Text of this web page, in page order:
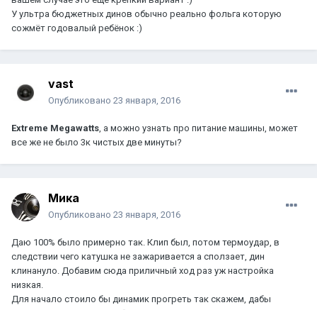
У ультра бюджетных динов обычно реально фольга которую
сожмёт годовалый ребёнок :)
vast
Опубликовано 23 января, 2016
Extreme Megawatts, а можно узнать про питание машины, может
все же не было 3к чистых две минуты?
Мика
Опубликовано 23 января, 2016
Даю 100% было примерно так. Клип был, потом термоудар, в
следствии чего катушка не зажаривается а сползает, дин
клинануло. Добавим сюда приличный ход раз уж настройка
низкая.
Для начало стоило бы динамик прогреть так скажем, дабы